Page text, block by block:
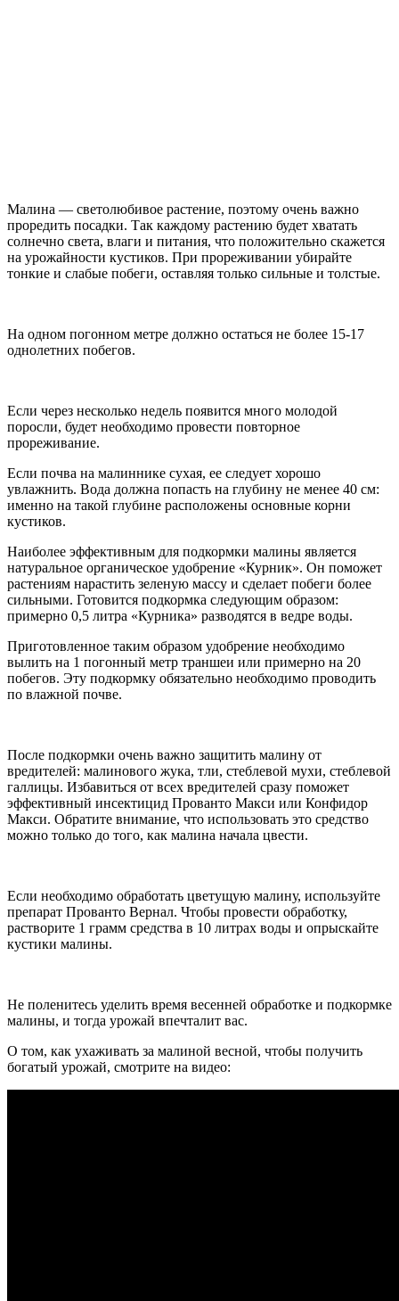
Малина — светолюбивое растение, поэтому очень важно
проредить посадки. Так каждому растению будет хватать
солнечно света, влаги и питания, что положительно скажется
на урожайности кустиков. При прореживании убирайте
тонкие и слабые побеги, оставляя только сильные и толстые.
На одном погонном метре должно остаться не более 15-17
однолетних побегов.
Если через несколько недель появится много молодой
поросли, будет необходимо провести повторное
прореживание.
Если почва на малиннике сухая, ее следует хорошо
увлажнить. Вода должна попасть на глубину не менее 40 см:
именно на такой глубине расположены основные корни
кустиков.
Наиболее эффективным для подкормки малины является
натуральное органическое удобрение «Курник». Он поможет
растениям нарастить зеленую массу и сделает побеги более
сильными. Готовится подкормка следующим образом:
примерно 0,5 литра «Курника» разводятся в ведре воды.
Приготовленное таким образом удобрение необходимо
вылить на 1 погонный метр траншеи или примерно на 20
побегов. Эту подкормку обязательно необходимо проводить
по влажной почве.
После подкормки очень важно защитить малину от
вредителей: малинового жука, тли, стеблевой мухи, стеблевой
галлицы. Избавиться от всех вредителей сразу поможет
эффективный инсектицид Прованто Макси или Конфидор
Макси. Обратите внимание, что использовать это средство
можно только до того, как малина начала цвести.
Если необходимо обработать цветущую малину, используйте
препарат Прованто Вернал. Чтобы провести обработку,
растворите 1 грамм средства в 10 литрах воды и опрыскайте
кустики малины.
Не поленитесь уделить время весенней обработке и подкормке
малины, и тогда урожай впечталит вас.
О том, как ухаживать за малиной весной, чтобы получить
богатый урожай, смотрите на видео: